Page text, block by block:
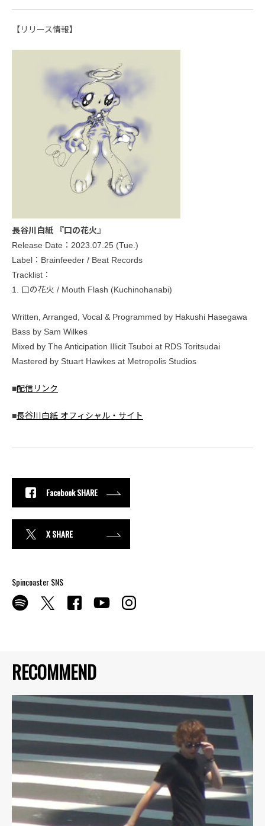
RECOMMEND
【リリース情報】
長谷川白紙 『口の花火』
Release Date：2023.07.25 (Tue.)
Label：Brainfeeder / Beat Records
Tracklist：
1. 口の花火 / Mouth Flash (Kuchinohanabi)
Written, Arranged, Vocal & Programmed by Hakushi Hasegawa
Bass by Sam Wilkes
Mixed by The Anticipation Illicit Tsuboi at RDS Toritsudai
Mastered by Stuart Hawkes at Metropolis Studios
■配信リンク
■長谷川白紙 オフィシャル・サイト
Facebook SHARE
X SHARE
Spincoaster SNS